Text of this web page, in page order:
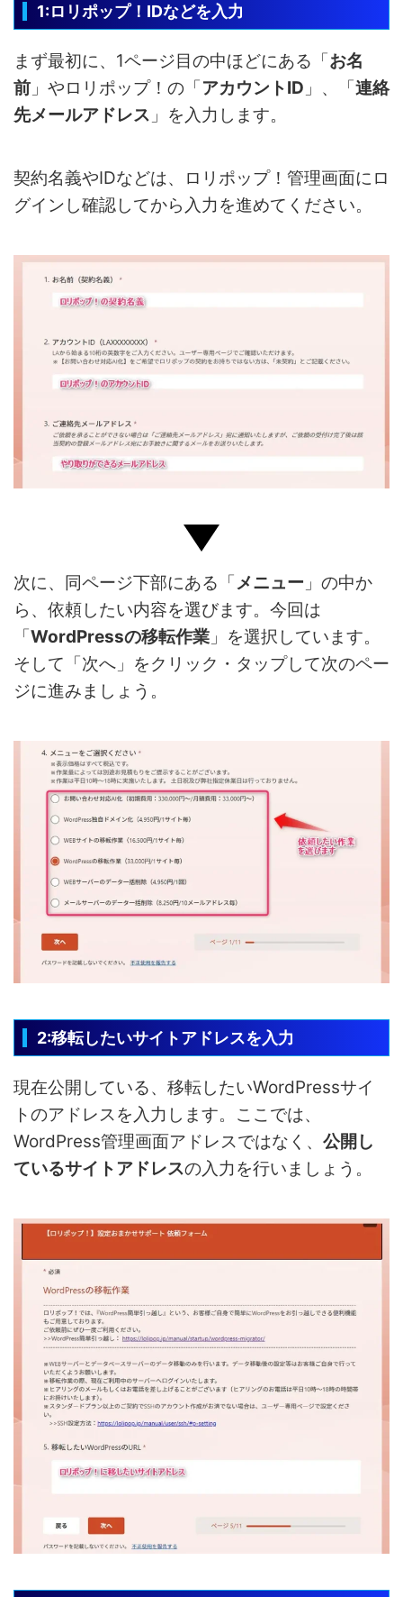
1:ロリポップ！IDなどを入力
まず最初に、1ページ目の中ほどにある「お名
前 」やロリポップ！の「アカウントID 」、「連絡
先メールアドレス 」を入力します。
契約名義やIDなどは、ロリポップ！管理画面にロ
グインし確認してから入力を進めてください。
次に、同ページ下部にある「メニュー 」の中か
ら、依頼したい内容を選びます。今回は
「WordPressの移転作業 」を選択しています。
そして「次へ」をクリック・タップして次のペー
ジに進みましょう。
2:移転したいサイトアドレスを入力
現在公開している、移転したいWordPressサイ
トのアドレスを入力します。ここでは、
WordPress管理画面アドレスではなく、 公開し
ているサイトアドレスの入力を行いましょう。